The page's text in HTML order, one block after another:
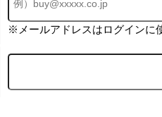
※メールアドレスはログインに